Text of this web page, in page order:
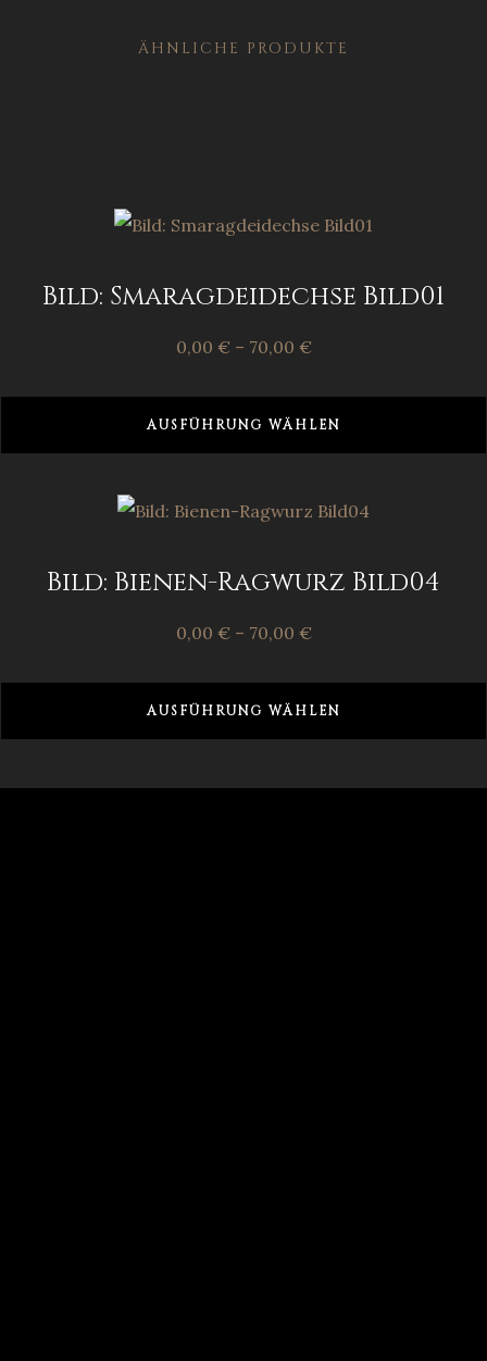
ÄHNLICHE PRODUKTE
Bild: Smaragdeidechse Bild01
0,00 € – 70,00 €
AUSFÜHRUNG WÄHLEN
Bild: Bienen-Ragwurz Bild04
0,00 € – 70,00 €
AUSFÜHRUNG WÄHLEN